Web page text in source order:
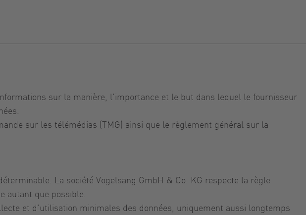
sur la manière, l’importance et le but dans lequel le fournisseur
sur les télémédias (TMG) ainsi que le règlement général sur la
La société Vogelsang GmbH & Co. KG respecte la règle
autant que possible.
et d’utilisation minimales des données, uniquement aussi longtemps